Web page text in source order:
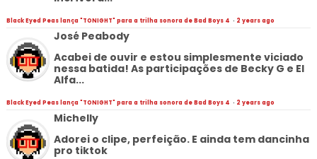
Black Eyed Peas lança "TONIGHT" para a trilha sonora de Bad Boys 4 · 2 years ago
José Peabody
Acabei de ouvir e estou simplesmente viciado
nessa batida! As participações de Becky G e El
Alfa...
Black Eyed Peas lança "TONIGHT" para a trilha sonora de Bad Boys 4 · 2 years ago
Michelly
Adorei o clipe, perfeição. E ainda tem dancinha
pro tiktok